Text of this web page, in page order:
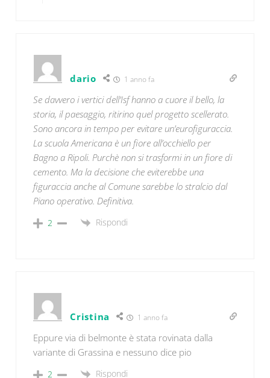
dario 1 anno fa
Se davvero i vertici dell’Isf hanno a cuore il bello, la
storia, il paesaggio, ritirino quel progetto scellerato.
Sono ancora in tempo per evitare un’eurofiguraccia.
La scuola Americana è un fiore all’occhiello per
Bagno a Ripoli. Purchè non si trasformi in un fiore di
cemento. Ma la decisione che eviterebbe una
figuraccia anche al Comune sarebbe lo stralcio dal
Piano operativo. Definitiva.
2 Rispondi
Cristina 1 anno fa
Eppure via di belmonte è stata rovinata dalla
variante di Grassina e nessuno dice pio
2 Rispondi